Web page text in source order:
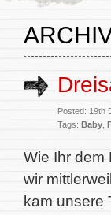
Posted: 19th
Tags: Baby
Wie Ihr dem
wir
kam unsere